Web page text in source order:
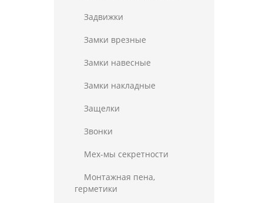
Задвижки
Замки врезные
Замки навесные
Замки накладные
Защелки
Звонки
Мех-мы секретности
Монтажная пена,
герметики